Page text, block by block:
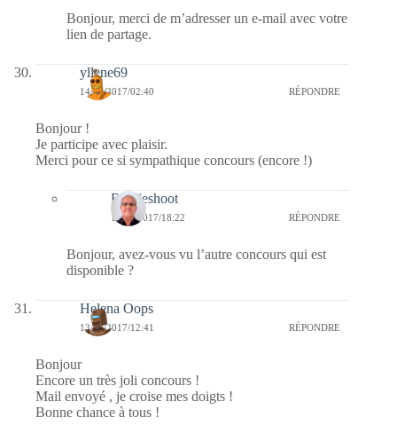
Bonjour, merci de m’adresser un e-mail avec votre
lien de partage.
yllene69
14/05/2017/02:40 RÉPONDRE
Bonjour !
Je participe avec plaisir.
Merci pour ce si sympathique concours (encore !)
Bernieshoot
14/05/2017/18:22 RÉPONDRE
Bonjour, avez-vous vu l’autre concours qui est
disponible ?
Helena Oops
13/05/2017/12:41 RÉPONDRE
Bonjour
Encore un très joli concours !
Mail envoyé , je croise mes doigts !
Bonne chance à tous !